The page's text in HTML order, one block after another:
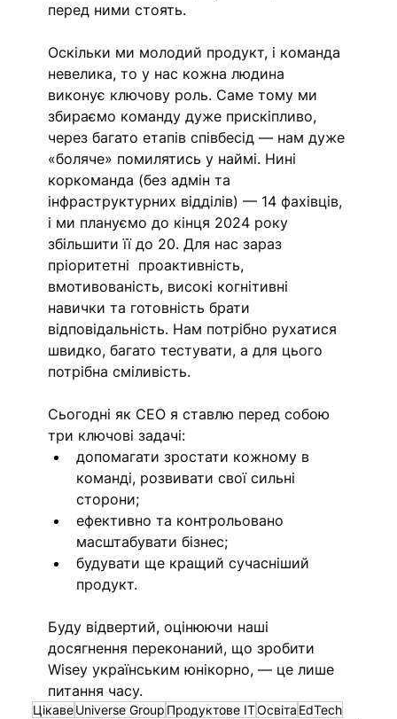
перед ними стоять.
Оскільки ми молодий продукт, і команда
невелика, то у нас кожна людина
виконує ключову роль. Саме тому ми
збираємо команду дуже прискіпливо,
через багато етапів співбесід — нам дуже
«боляче» помилятись у наймі. Нині
коркоманда (без адмін та
інфраструктурних відділів) — 14 фахівців,
і ми плануємо до кінця 2024 року
збільшити її до 20. Для нас зараз
пріоритетні  проактивність,
вмотивованість, високі когнітивні
навички та готовність брати
відповідальність. Нам потрібно рухатися
швидко, багато тестувати, а для цього
потрібна сміливість.
Сьогодні як СЕО я ставлю перед собою
три ключові задачі:
допомагати зростати кожному в
команді, розвивати свої сильні
сторони;
ефективно та контрольовано
масштабувати бізнес;
будувати ще кращий сучасніший
продукт.
Буду відвертий, оцінюючи наші
досягнення переконаний, що зробити
Wisey українським юнікорно, — це лише
питання часу.
ЦікавеUniverse Group Продуктове ІТОсвіта EdTech